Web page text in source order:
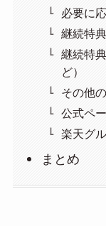
必要に
継続特
継続特
ど）
その他
公式ペ
楽天グ
まとめ